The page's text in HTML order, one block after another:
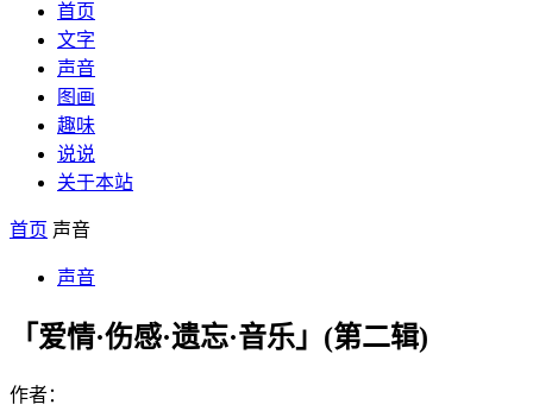
首页
文字
声音
图画
趣味
说说
关于本站
首页 声音
声音
「爱情·伤感·遗忘·音乐」(第二辑)
作者：